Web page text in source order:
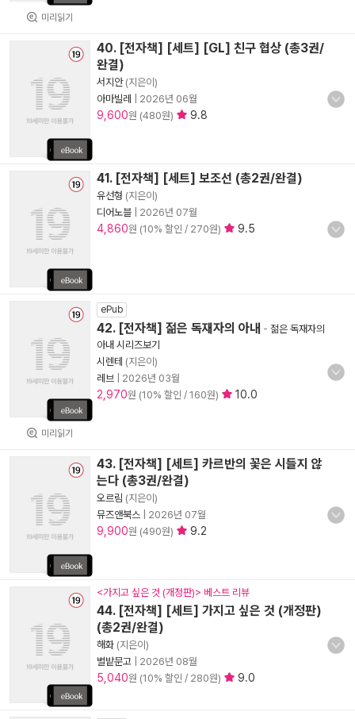
미리읽기
40. [전자책] [세트] [GL] 친구 협상 (총3권/
완결)
서지안(지은이)
아마빌레
2026년 06월
9,600원 (480원) 9.8
41. [전자책] [세트] 보조선 (총2권/완결)
유선형 (지은이)
디어노블
2026년 07월
4,860원 (10% 할인 / 270원) 9.5
미리읽기
ePub
42. [전자책] 젊은 독재자의 아내 - 젊은 독재자의
아내 시리즈보기
시렌테 (지은이)
레브
2026년 03월
2,970원 (10% 할인 / 160원) 10.0
43. [전자책] [세트] 카르반의 꽃은 시들지 않
는다 (총3권/완결)
오르림 (지은이)
뮤즈앤북스
2026년 07월
9,900원 (490원) 9.2
<가지고 싶은 것 (개정판)> 베스트 리뷰
44. [전자책] [세트] 가지고 싶은 것 (개정판)
(총2권/완결)
해화 (지은이)
별밭문고
2026년 08월
5,040원 (10% 할인 / 280원) 9.0